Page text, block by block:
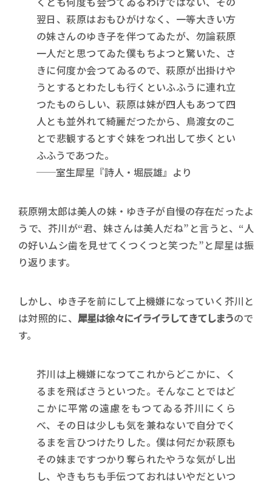
翌日、萩原はおもひがけなく、一等大きい方
の妹さんのゆき子を伴つてゐたが、勿論萩原
一人だと思つてゐた僕もちよつと驚いた、さ
きに何度か会つてゐるので、萩原が出掛けや
うとするとわたしも行くといふふうに連れ立
つたものらしい、萩原は妹が四人もあつて四
人とも並外れて綺麗だつたから、鳥渡女のこ
とで悲観するとすぐ妹をつれ出して歩くとい
ふふうであつた。
──室生犀星『詩人・堀辰雄』より
萩原朔太郎は美人の妹・ゆき子が自慢の存在だったよ
うで、芥川が“君、妹さんは美人だね”と言うと、“人
の好いムシ歯を見せてくつくつと笑つた”と犀星は振
り返ります。
しかし、ゆき子を前にして上機嫌になっていく芥川と
は対照的に、 犀星は徐々にイライラしてきてしまうので
す。
芥川は上機嫌になつてこれからどこかに、く
るまを飛ばさうといつた。そんなことではど
こかに平常の遠慮をもつてゐる芥川にくら
べ、その日は少しも気を兼ねないで自分でく
るまを言ひつけたりした。僕は何だか萩原も
その妹まですつかり奪られたやうな気がし出
し、やきもちも手伝つておれはいやだといつ